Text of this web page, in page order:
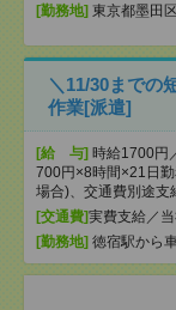
[勤務地] 東京都墨田
＼11/30までの
作業[派遣]
[給 与] 時給1700円
700円×8時間×21日
場合)、交通費別途支
[交通費]実費支給／当
[勤務地] 徳宿駅から